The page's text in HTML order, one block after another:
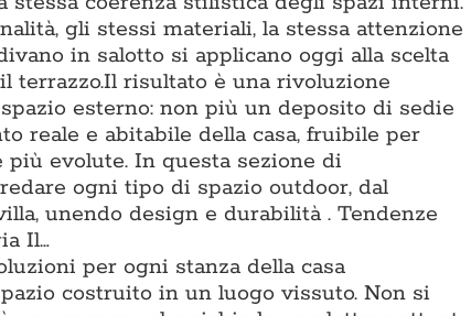
gli stessi materiali, la stessa attenzione
in salotto si applicano oggi alla scelta
terrazzo.Il risultato è una rivoluzione
esterno: non più un deposito di sedie
reale e abitabile della casa, fruibile per
più evolute. In questa sezione di
ogni tipo di spazio outdoor, dal
unendo design e durabilità . Tendenze
Il…
per ogni stanza della casa
costruito in un luogo vissuto. Non si